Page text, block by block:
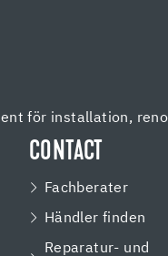
för installation,
CONTACT
Fachberater
Händler finden
Reparatur- und